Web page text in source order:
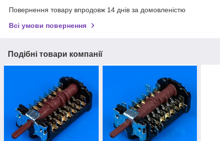
Повернення товару впродовж 14 днів за домовленістю
Всі умови повернення
Подібні товари компанії